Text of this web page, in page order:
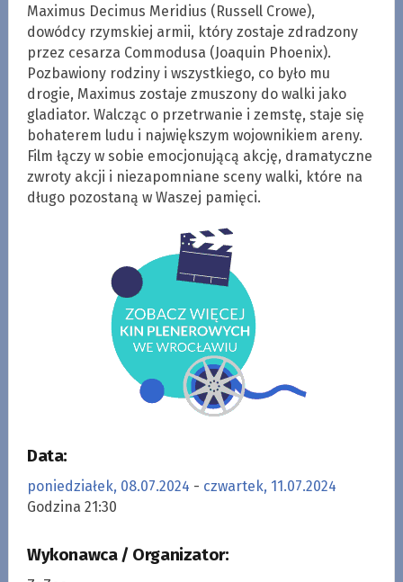
Maximus Decimus Meridius (Russell Crowe),
dowódcy rzymskiej armii, który zostaje zdradzony
przez cesarza Commodusa (Joaquin Phoenix).
Pozbawiony rodziny i wszystkiego, co było mu
drogie, Maximus zostaje zmuszony do walki jako
gladiator. Walcząc o przetrwanie i zemstę, staje się
bohaterem ludu i największym wojownikiem areny.
Film łączy w sobie emocjonującą akcję, dramatyczne
zwroty akcji i niezapomniane sceny walki, które na
długo pozostaną w Waszej pamięci.
Data:
poniedziałek, 08.07.2024 - czwartek, 11.07.2024
Godzina 21:30
Wykonawca / Organizator: